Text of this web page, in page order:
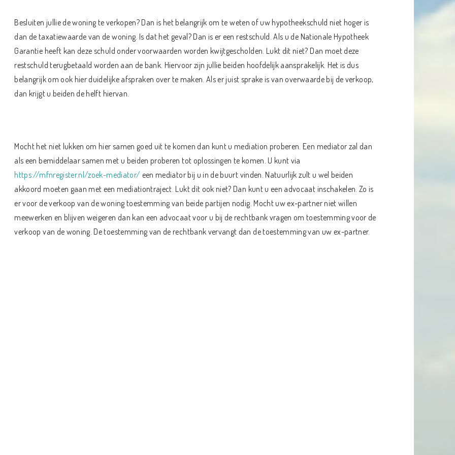
Besluiten jullie de woning te verkopen? Dan is het belangrijk om te weten of uw hypotheekschuld niet hoger is
dan de taxatiewaarde van de woning. Is dat het geval? Dan is er een restschuld. Als u de Nationale Hypotheek
Garantie heeft kan deze schuld onder voorwaarden worden kwijtgescholden. Lukt dit niet? Dan moet deze
restschuld terugbetaald worden aan de bank. Hiervoor zijn jullie beiden hoofdelijk aansprakelijk. Het is dus
belangrijk om ook hier duidelijke afspraken over te maken. Als er juist sprake is van overwaarde bij de verkoop,
dan krijgt u beiden de helft hiervan.
Mocht het niet lukken om hier samen goed uit te komen dan kunt u mediation proberen. Een mediator zal dan
als een bemiddelaar samen met u beiden proberen tot oplossingen te komen. U kunt via
https://mfnregister.nl/zoek-mediator/ een mediator bij u in de buurt vinden. Natuurlijk zult u wel beiden
akkoord moeten gaan met een mediationtraject. Lukt dit ook niet? Dan kunt u een advocaat inschakelen. Zo is
er voor de verkoop van de woning toestemming van beide partijen nodig. Mocht uw ex-partner niet willen
meewerken en blijven weigeren dan kan een advocaat voor u bij de rechtbank vragen om toestemming voor de
verkoop van de woning. De toestemming van de rechtbank vervangt dan de toestemming van uw ex-partner.